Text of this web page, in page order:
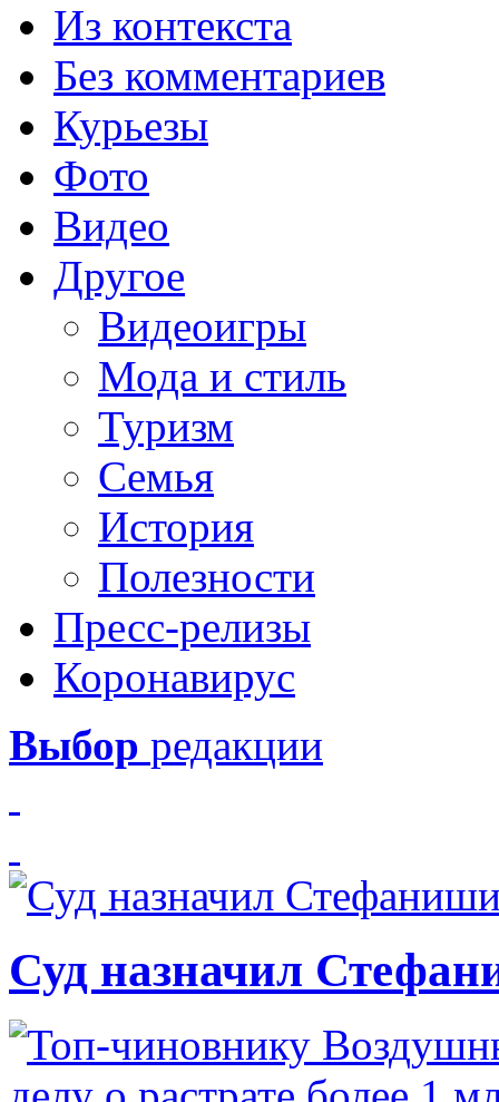
Из контекста
Без комментариев
Курьезы
Фото
Видео
Другое
Видеоигры
Мода и стиль
Туризм
Семья
История
Полезности
Пресс-релизы
Коронавирус
Выбор редакции
Суд назначил